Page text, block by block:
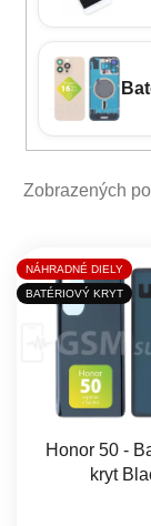
Zobrazených
Výpis
NÁHRADNÉ DIELY
BATÉRIOVÝ KRYT
Honor 50 -
kryt